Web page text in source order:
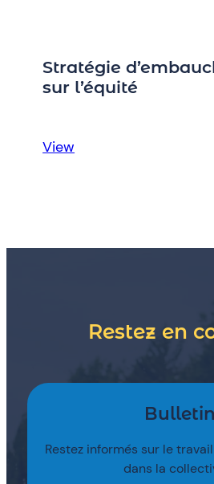
Stratégie
sur l’équité
View
l’équité
Restez en
Bulletin
Restez informés sur le
dans la